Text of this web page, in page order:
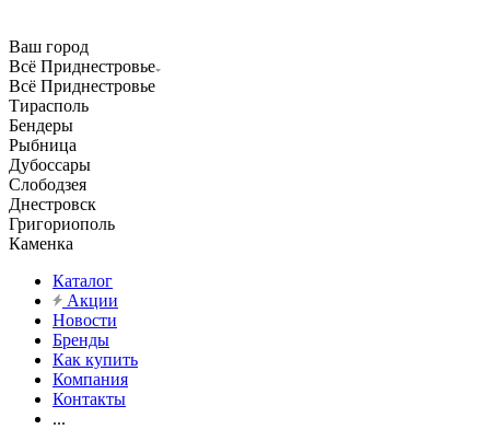
Ваш город
Всё Приднестровье
Всё Приднестровье
Тирасполь
Бендеры
Рыбница
Дубоссары
Слободзея
Днестровск
Григориополь
Каменка
Каталог
Акции
Новости
Бренды
Как купить
Компания
Контакты
...